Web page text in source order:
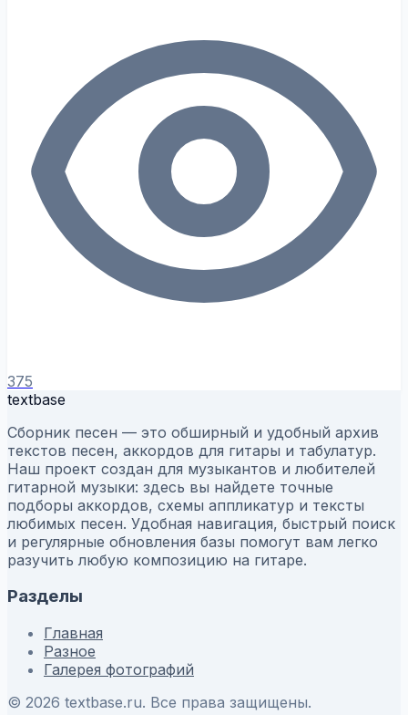
375
textbase
Сборник песен — это обширный и удобный архив
текстов песен, аккордов для гитары и табулатур.
Наш проект создан для музыкантов и любителей
гитарной музыки: здесь вы найдете точные
подборы аккордов, схемы аппликатур и тексты
любимых песен. Удобная навигация, быстрый поиск
и регулярные обновления базы помогут вам легко
разучить любую композицию на гитаре.
Разделы
Главная
Разное
Галерея фотографий
© 2026 textbase.ru. Все права защищены.